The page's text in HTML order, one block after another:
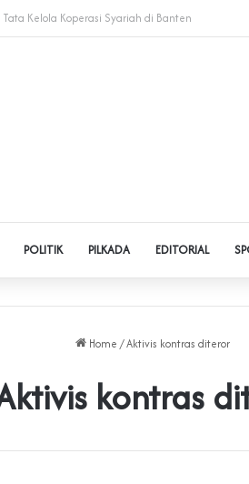
Polda Banten Gandeng SPSI Perkuat Literasi
POLITIK PILKADA EDITORIAL
Home /Aktivis kontras diteror
kontras